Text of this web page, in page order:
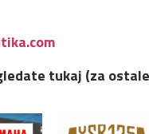
tukaj (za